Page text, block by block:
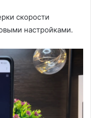
скорости
настройками.